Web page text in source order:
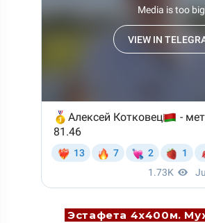
Эстафета 4х400м.